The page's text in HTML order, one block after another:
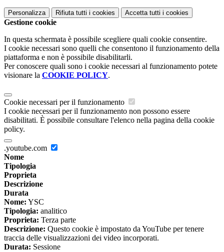
Personalizza Rifiuta tutti i cookies Accetta tutti i cookies
Gestione cookie
In questa schermata è possibile scegliere quali cookie consentire.
I cookie necessari sono quelli che consentono il funzionamento della
piattaforma e non è possibile disabilitarli.
Per conoscere quali sono i cookie necessari al funzionamento potete
visionare la COOKIE POLICY.
Cookie necessari per il funzionamento
I cookie necessari per il funzionamento non possono essere
disabilitati. È possibile consultare l'elenco nella pagina della cookie
policy.
.youtube.com
Nome
Tipologia
Proprieta
Descrizione
Durata
Nome: YSC
Tipologia: analitico
Proprieta: Terza parte
Descrizione: Questo cookie è impostato da YouTube per tenere
traccia delle visualizzazioni dei video incorporati.
Durata: Sessione